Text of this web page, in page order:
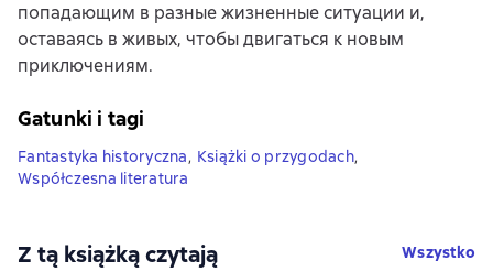
попадающим в разные жизненные ситуации и,
оставаясь в живых, чтобы двигаться к новым
приключениям.
Gatunki i tagi
Fantastyka historyczna, Książki o przygodach,
Współczesna literatura
Z tą książką czytają Wszystko